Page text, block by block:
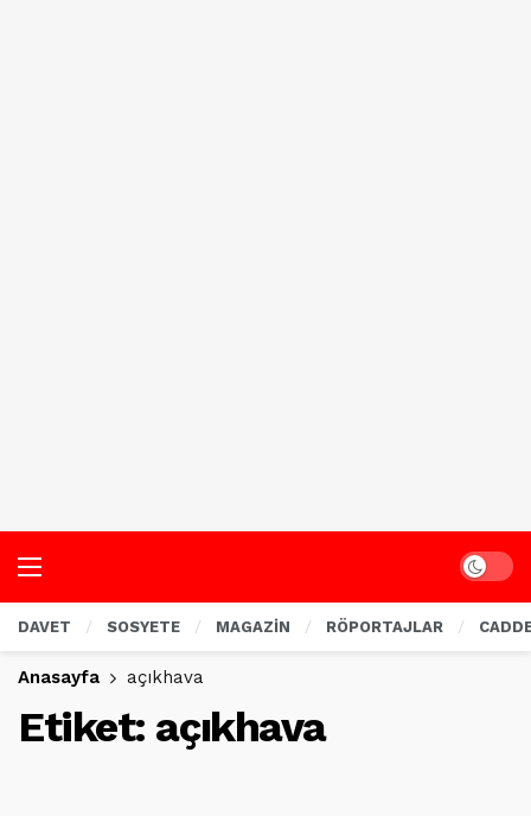
Dark
DAVET SOSYETE MAGAZİN RÖPORTAJLAR
Anasayfa açıkhava
Etiket: açıkhava